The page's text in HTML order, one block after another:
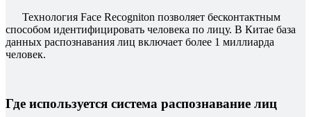
Технология Face Recogniton позволяет бесконтактным
способом идентифицировать человека по лицу. В Китае база
данных распознавания лиц включает более 1 миллиарда
человек.
Где используется система распознавание лиц